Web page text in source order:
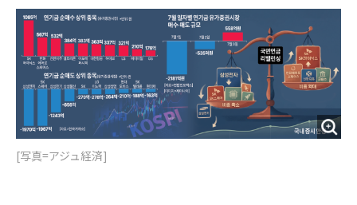
b
o
o
k
t
e
r
o
t
i
[写真=アジュ経済]